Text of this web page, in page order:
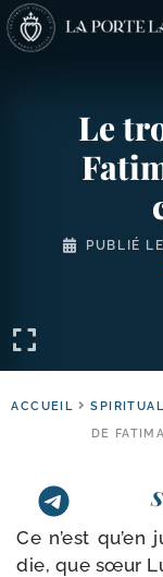
Le
PUBLIÉ
ACCUEIL
DE
Ce n’est
die, que sœur